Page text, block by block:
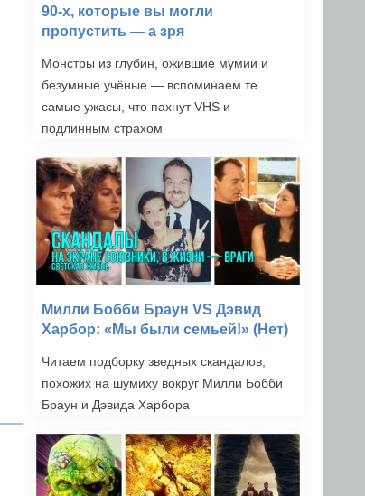
90-х, которые вы могли
пропустить — а зря
Монстры из глубин, ожившие мумии и
безумные учёные — вспоминаем те
самые ужасы, что пахнут VHS и
подлинным страхом
Милли Бобби Браун VS Дэвид
Харбор: «Мы были семьей!» (Нет)
Читаем подборку зведных скандалов,
похожих на шумиху вокруг Милли Бобби
Браун и Дэвида Харбора